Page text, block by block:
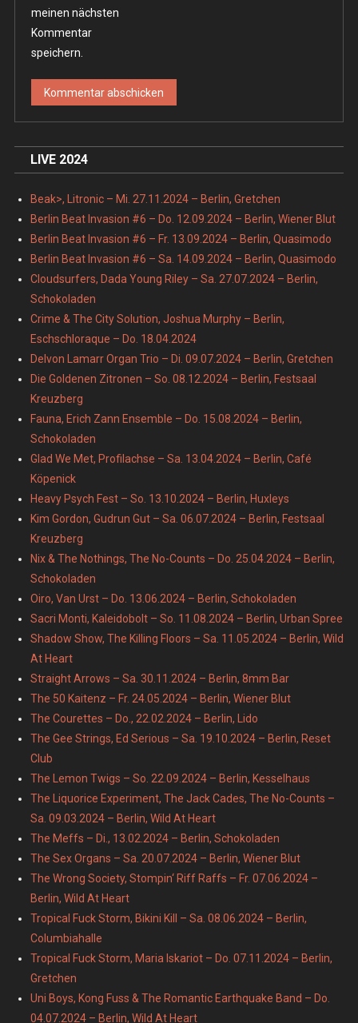
meinen nächsten
Kommentar
speichern.
LIVE 2024
Beak>, Litronic – Mi. 27.11.2024 – Berlin, Gretchen
Berlin Beat Invasion #6 – Do. 12.09.2024 – Berlin, Wiener Blut
Berlin Beat Invasion #6 – Fr. 13.09.2024 – Berlin, Quasimodo
Berlin Beat Invasion #6 – Sa. 14.09.2024 – Berlin, Quasimodo
Cloudsurfers, Dada Young Riley – Sa. 27.07.2024 – Berlin,
Schokoladen
Crime & The City Solution, Joshua Murphy – Berlin,
Eschschloraque – Do. 18.04.2024
Delvon Lamarr Organ Trio – Di. 09.07.2024 – Berlin, Gretchen
Die Goldenen Zitronen – So. 08.12.2024 – Berlin, Festsaal
Kreuzberg
Fauna, Erich Zann Ensemble – Do. 15.08.2024 – Berlin,
Schokoladen
Glad We Met, Profilachse – Sa. 13.04.2024 – Berlin, Café
Köpenick
Heavy Psych Fest – So. 13.10.2024 – Berlin, Huxleys
Kim Gordon, Gudrun Gut – Sa. 06.07.2024 – Berlin, Festsaal
Kreuzberg
Nix & The Nothings, The No-Counts – Do. 25.04.2024 – Berlin,
Schokoladen
Oiro, Van Urst – Do. 13.06.2024 – Berlin, Schokoladen
Sacri Monti, Kaleidobolt – So. 11.08.2024 – Berlin, Urban Spree
Shadow Show, The Killing Floors – Sa. 11.05.2024 – Berlin, Wild
At Heart
Straight Arrows – Sa. 30.11.2024 – Berlin, 8mm Bar
The 50 Kaitenz – Fr. 24.05.2024 – Berlin, Wiener Blut
The Courettes – Do., 22.02.2024 – Berlin, Lido
The Gee Strings, Ed Serious – Sa. 19.10.2024 – Berlin, Reset
Club
The Lemon Twigs – So. 22.09.2024 – Berlin, Kesselhaus
The Liquorice Experiment, The Jack Cades, The No-Counts –
Sa. 09.03.2024 – Berlin, Wild At Heart
The Meffs – Di., 13.02.2024 – Berlin, Schokoladen
The Sex Organs – Sa. 20.07.2024 – Berlin, Wiener Blut
The Wrong Society, Stompin‘ Riff Raffs – Fr. 07.06.2024 –
Berlin, Wild At Heart
Tropical Fuck Storm, Bikini Kill – Sa. 08.06.2024 – Berlin,
Columbiahalle
Tropical Fuck Storm, Maria Iskariot – Do. 07.11.2024 – Berlin,
Gretchen
Uni Boys, Kong Fuss & The Romantic Earthquake Band – Do.
04.07.2024 – Berlin, Wild At Heart